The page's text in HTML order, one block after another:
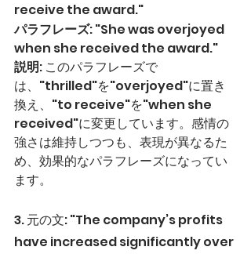
receive the award."
パラフレーズ: "She was overjoyed
when she received the award."
説明: このパラフレーズで
は、"thrilled"を"overjoyed"に置き
換え、"to receive"を"when she
received"に変更しています。感情の
強さは維持しつつも、表現が異なるた
め、効果的なパラフレーズになってい
ます。
3. 元の文: "The company’s profits
have increased significantly over